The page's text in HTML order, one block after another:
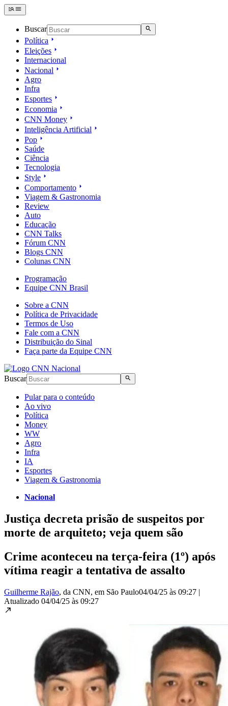
Buscar
Política
Eleições
Internacional
Nacional
Agro
Infra
Esportes
Economia
CNN Money
Inteligência Artificial
Pop
Saúde
Ciência
Tecnologia
Style
Comportamento
Viagem & Gastronomia
Review
Auto
Educação
CNN Talks
Fórum CNN
Blogs CNN
Colunas CNN
Programação
Equipe CNN Brasil
Sobre a CNN
Política de Privacidade
Termos de Uso
Fale com a CNN
Distribuição do Sinal
Faça parte da Equipe CNN
Buscar
Pular para o conteúdo
Ao vivo
Política
Money
WW
Agro
Infra
IA
Esportes
Viagem & Gastronomia
Nacional
Justiça decreta prisão de suspeitos por
morte de arquiteto; veja quem são
Crime aconteceu na terça-feira (1º) após
vítima reagir a tentativa de assalto
Guilherme Rajão, da CNN, em São Paulo04/04/25 às 09:27 |
Atualizado 04/04/25 às 09:27